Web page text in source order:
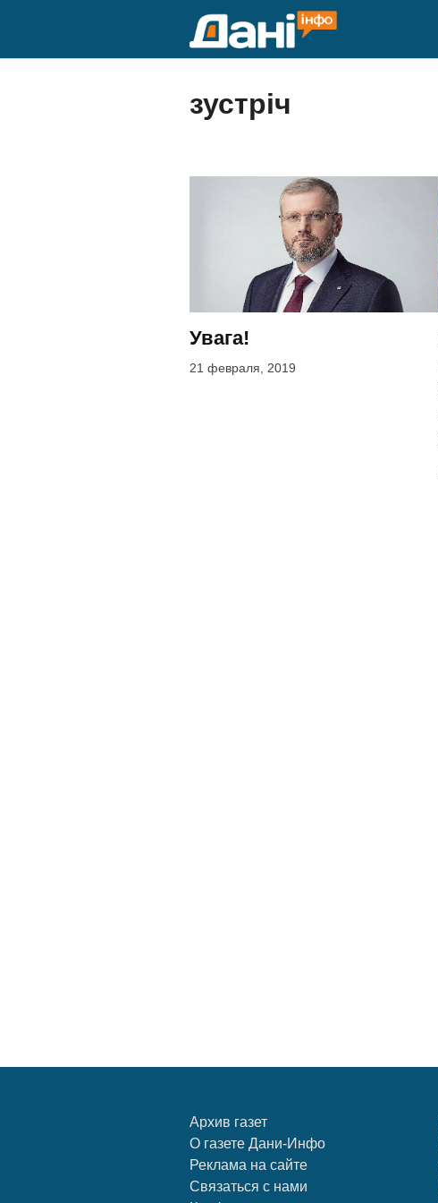
зустріч
Увага!
21 февраля, 2019
Архив газет
О газете Дани-Инфо
Реклама на сайте
Связаться с нами